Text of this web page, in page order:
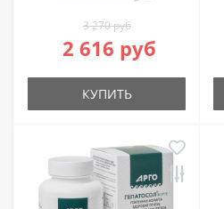
3 270 руб
2 616 руб
КУПИТЬ